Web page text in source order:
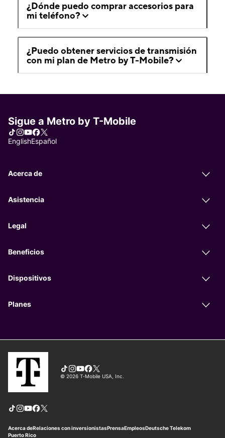
¿Dónde puedo comprar accesorios para
mi teléfono?
¿Puedo obtener servicios de transmisión
con mi plan de Metro by T-Mobile?